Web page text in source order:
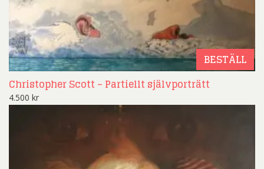
BESTÄLL
Christopher Scott – Partiellt självporträtt
4.500 kr